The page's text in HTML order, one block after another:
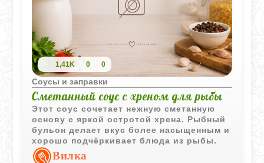
1,41K 0 0
Соусы и заправки
Сметанный соус с хреном для рыбы
Этот соус сочетает нежную сметанную
основу с яркой остротой хрена. Рыбный
бульон делает вкус более насыщенным и
хорошо подчёркивает блюда из рыбы.
Вилка